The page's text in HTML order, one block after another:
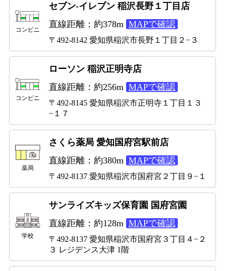
コンビニ
セブン-イレブン 稲沢長野１丁目店
直線距離：約378m MAPで確認
〒492-8142 愛知県稲沢市長野１丁目２−３
コンビニ
ローソン 稲沢正明寺店
直線距離：約256m MAPで確認
〒492-8145 愛知県稲沢市正明寺１丁目１３
−１７
薬局
さくら薬局 愛知国府宮駅前店
直線距離：約380m MAPで確認
〒492-8137 愛知県稲沢市国府宮２丁目９−１
学校
サンライズキッズ保育園 国府宮園
直線距離：約128m MAPで確認
〒492-8137 愛知県稲沢市国府宮３丁目４−２
３ レジデンス大津 1階